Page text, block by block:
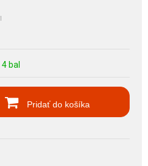
4 bal
Pridať do košíka